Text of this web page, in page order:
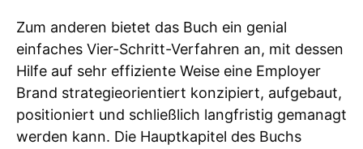
Zum anderen bietet das Buch ein genial
einfaches Vier-Schritt-Verfahren an, mit dessen
Hilfe auf sehr effiziente Weise eine Employer
Brand strategieorientiert konzipiert, aufgebaut,
positioniert und schließlich langfristig gemanagt
werden kann. Die Hauptkapitel des Buchs